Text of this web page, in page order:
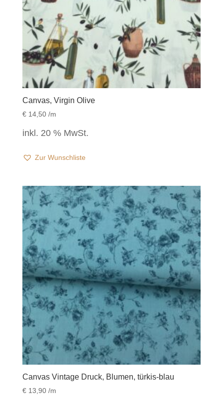
Canvas, Virgin Olive
€14,50/m
inkl. 20 % MwSt.
Zur Wunschliste
Canvas Vintage Druck, Blumen, türkis-blau
€13,90/m